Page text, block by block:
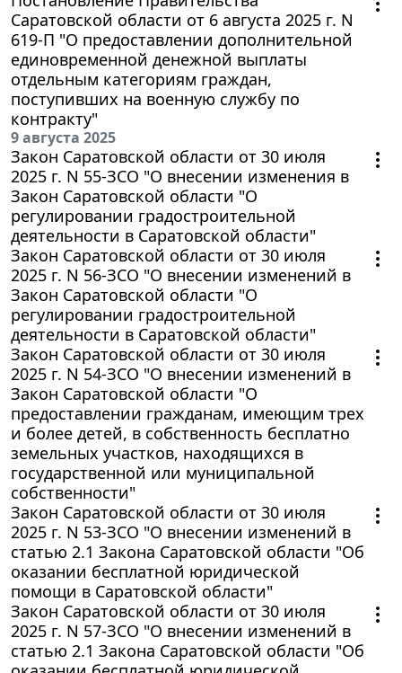
Саратовской области от 6 августа 2025 г. N
619-П "О предоставлении дополнительной
единовременной денежной выплаты
отдельным категориям граждан,
поступивших на военную службу по
контракту"
9 августа 2025
Закон Саратовской области от 30 июля
2025 г. N 55-ЗСО "О внесении изменения в
Закон Саратовской области "О
регулировании градостроительной
деятельности в Саратовской области"
Закон Саратовской области от 30 июля
2025 г. N 56-ЗСО "О внесении изменений в
Закон Саратовской области "О
регулировании градостроительной
деятельности в Саратовской области"
Закон Саратовской области от 30 июля
2025 г. N 54-ЗСО "О внесении изменений в
Закон Саратовской области "О
предоставлении гражданам, имеющим трех
и более детей, в собственность бесплатно
земельных участков, находящихся в
государственной или муниципальной
собственности"
Закон Саратовской области от 30 июля
2025 г. N 53-ЗСО "О внесении изменений в
статью 2.1 Закона Саратовской области "Об
оказании бесплатной юридической
помощи в Саратовской области"
Закон Саратовской области от 30 июля
2025 г. N 57-ЗСО "О внесении изменений в
статью 2.1 Закона Саратовской области "Об